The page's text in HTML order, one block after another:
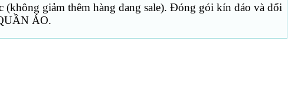
giảm thêm hàng đang sale). Đóng gói kín đáo và đổi
ÁO.